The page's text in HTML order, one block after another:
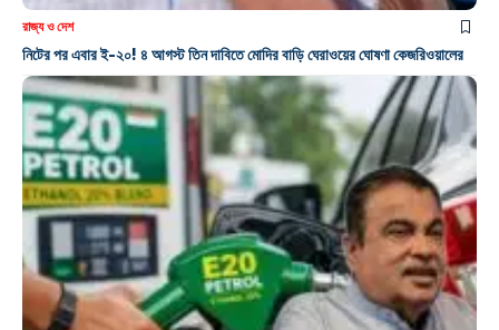
রাজ্য ও দেশ
নিটের পর এবার ই-২০! ৪ আগস্ট তিন দাবিতে মোদির বাড়ি ঘেরাওয়ের ঘোষণা কেজরিওয়ালের